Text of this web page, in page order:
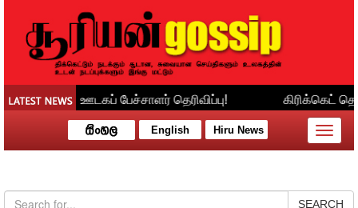
English Hiru News
Toggle
SEARCH